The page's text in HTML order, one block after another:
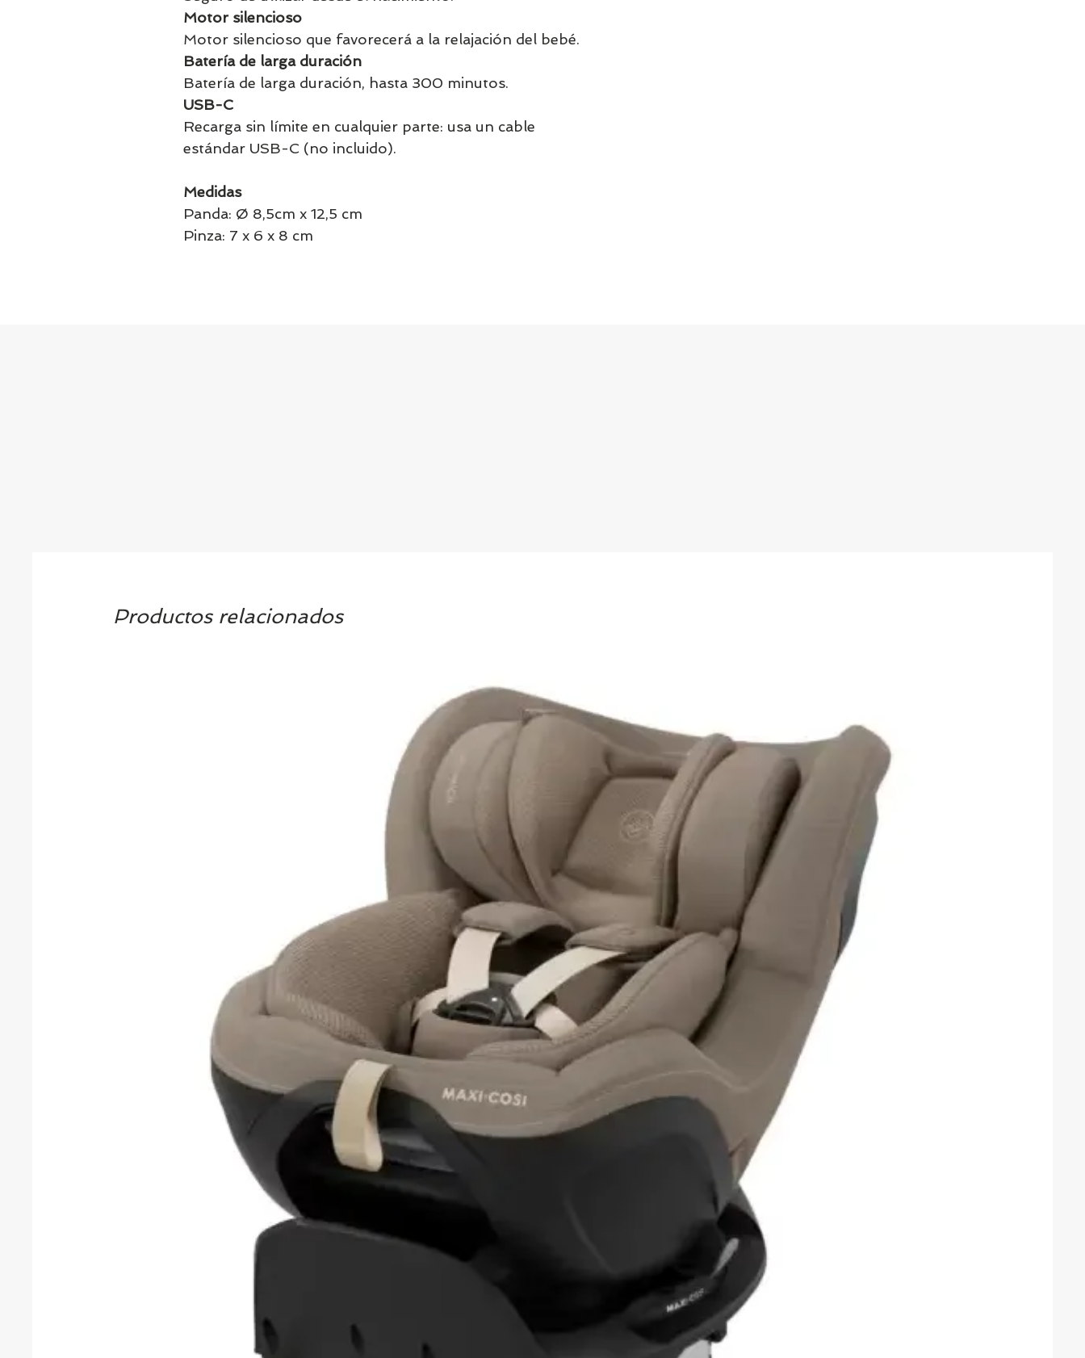
Motor silencioso
Motor silencioso que favorecerá a la relajación del bebé.
Batería de larga duración
Batería de larga duración, hasta 300 minutos.
USB-C
Recarga sin límite en cualquier parte: usa un cable
estándar USB-C (no incluido).
Medidas
Panda: Ø 8,5cm x 12,5 cm
Pinza: 7 x 6 x 8 cm
Productos relacionados